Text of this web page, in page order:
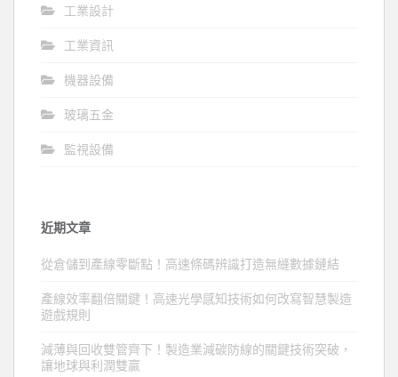
工業設計
工業資訊
機器設備
玻璃五金
監視設備
近期文章
從倉儲到產線零斷點！高速條碼辨識打造無縫數據鏈結
產線效率翻倍關鍵！高速光學感知技術如何改寫智慧製造
遊戲規則
減薄與回收雙管齊下！製造業減碳防線的關鍵技術突破，
讓地球與利潤雙贏